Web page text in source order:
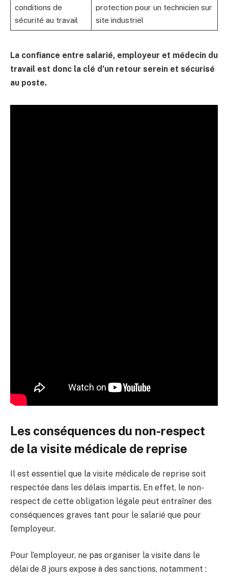
conditions de
sécurité au travail
protection pour un technicien sur
site industriel
La confiance entre salarié, employeur et médecin du
travail est donc la clé d’un retour serein et sécurisé
au poste.
Les conséquences du non-respect
de la visite médicale de reprise
Il est essentiel que la visite médicale de reprise soit
respectée dans les délais impartis. En effet, le non-
respect de cette obligation légale peut entraîner des
conséquences graves tant pour le salarié que pour
l’employeur.
Pour l’employeur, ne pas organiser la visite dans le
délai de 8 jours expose à des sanctions, notamment :